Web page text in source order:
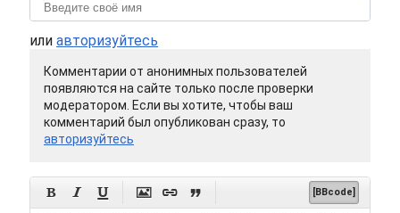
или авторизуйтесь
Комментарии от анонимных пользователей
появляются на сайте только после проверки
модератором. Если вы хотите, чтобы ваш
комментарий был опубликован сразу, то
авторизуйтесь
      [BBcode]